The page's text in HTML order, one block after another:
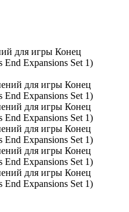
для игры Конец
Expansions Set 1)